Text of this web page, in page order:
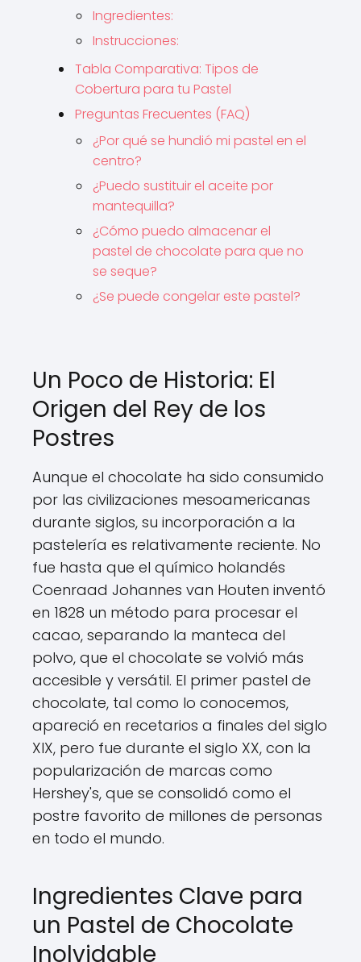
Ingredientes:
Instrucciones:
Tabla Comparativa: Tipos de
Cobertura para tu Pastel
Preguntas Frecuentes (FAQ)
¿Por qué se hundió mi pastel en el
centro?
¿Puedo sustituir el aceite por
mantequilla?
¿Cómo puedo almacenar el
pastel de chocolate para que no
se seque?
¿Se puede congelar este pastel?
Un Poco de Historia: El
Origen del Rey de los
Postres
Aunque el chocolate ha sido consumido
por las civilizaciones mesoamericanas
durante siglos, su incorporación a la
pastelería es relativamente reciente. No
fue hasta que el químico holandés
Coenraad Johannes van Houten inventó
en 1828 un método para procesar el
cacao, separando la manteca del
polvo, que el chocolate se volvió más
accesible y versátil. El primer pastel de
chocolate, tal como lo conocemos,
apareció en recetarios a finales del siglo
XIX, pero fue durante el siglo XX, con la
popularización de marcas como
Hershey's, que se consolidó como el
postre favorito de millones de personas
en todo el mundo.
Ingredientes Clave para
un Pastel de Chocolate
Inolvidable